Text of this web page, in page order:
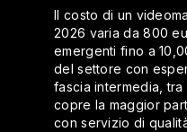
Il costo di un
2026 varia da 800
emergenti fino a
del settore con
fascia intermedia,
copre la maggior
con servizio di